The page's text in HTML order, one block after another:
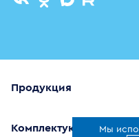
Мы
Продукция
Комплектующие